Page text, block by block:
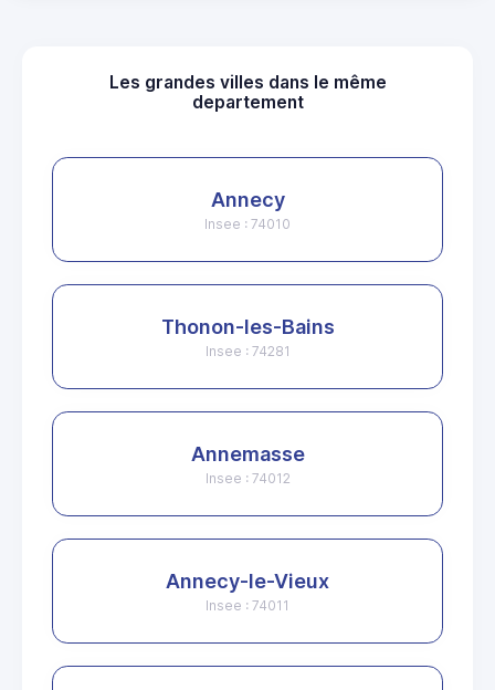
Les grandes villes dans le même
departement
Annecy
Insee : 74010
Thonon-les-Bains
Insee : 74281
Annemasse
Insee : 74012
Annecy-le-Vieux
Insee : 74011